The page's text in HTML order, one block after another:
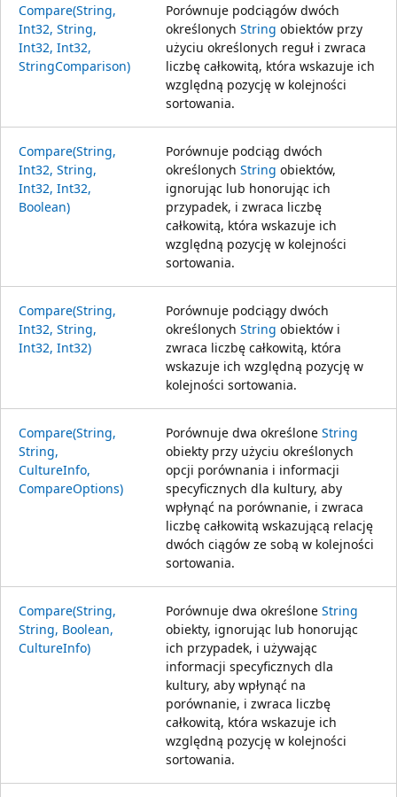
Compare(String,
Int32, String,
Int32, Int32,
StringComparison)
Porównuje podciągów dwóch
określonych String obiektów przy
użyciu określonych reguł i zwraca
liczbę całkowitą, która wskazuje ich
względną pozycję w kolejności
sortowania.
Compare(String,
Int32, String,
Int32, Int32,
Boolean)
Porównuje podciąg dwóch
określonych String obiektów,
ignorując lub honorując ich
przypadek, i zwraca liczbę
całkowitą, która wskazuje ich
względną pozycję w kolejności
sortowania.
Compare(String,
Int32, String,
Int32, Int32)
Porównuje podciągy dwóch
określonych String obiektów i
zwraca liczbę całkowitą, która
wskazuje ich względną pozycję w
kolejności sortowania.
Compare(String,
String,
CultureInfo,
CompareOptions)
Porównuje dwa określone String
obiekty przy użyciu określonych
opcji porównania i informacji
specyficznych dla kultury, aby
wpłynąć na porównanie, i zwraca
liczbę całkowitą wskazującą relację
dwóch ciągów ze sobą w kolejności
sortowania.
Compare(String,
String, Boolean,
CultureInfo)
Porównuje dwa określone String
obiekty, ignorując lub honorując
ich przypadek, i używając
informacji specyficznych dla
kultury, aby wpłynąć na
porównanie, i zwraca liczbę
całkowitą, która wskazuje ich
względną pozycję w kolejności
sortowania.